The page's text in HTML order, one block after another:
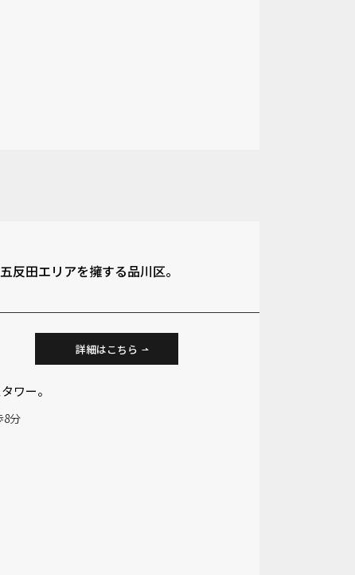
反田エリアを擁する品川区。
ワー。
詳細はこちら
8分